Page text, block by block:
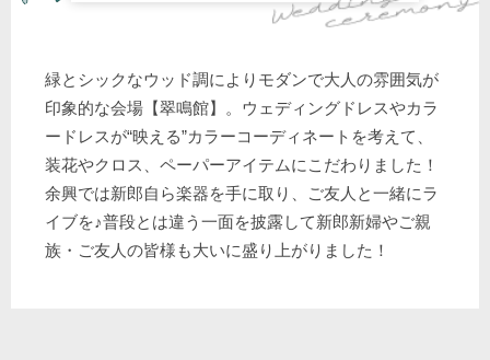
緑とシックなウッド調によりモダンで大人の雰囲気が
印象的な会場【翠鳴館】。ウェディングドレスやカラ
ードレスが“映える”カラーコーディネートを考えて、
装花やクロス、ペーパーアイテムにこだわりました！
余興では新郎自ら楽器を手に取り、ご友人と一緒にラ
イブを♪普段とは違う一面を披露して新郎新婦やご親
族・ご友人の皆様も大いに盛り上がりました！